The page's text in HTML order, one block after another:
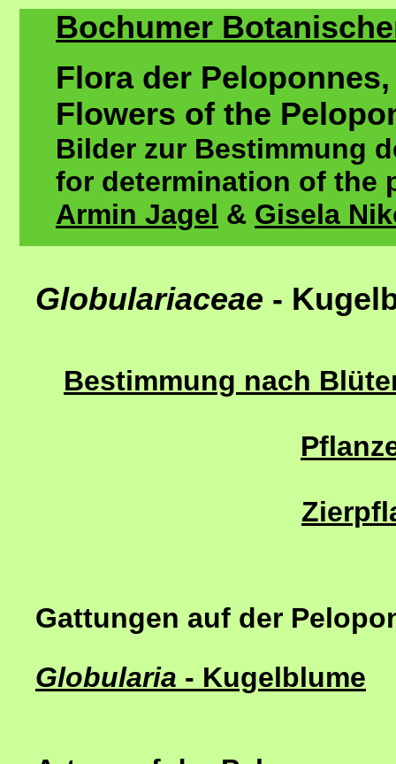
Bochumer
Flora der
Flowers of the
Bilder zur Bestimmung
for determination of the
Armin Jagel & Gisela
Globulariaceae -
Bestimmung nach
Gattungen auf der
Globularia - Kugelblume